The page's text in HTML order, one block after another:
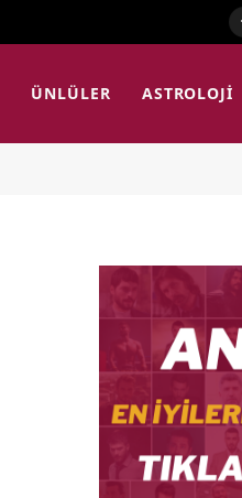
ÜNLÜLER ASTROLOJI